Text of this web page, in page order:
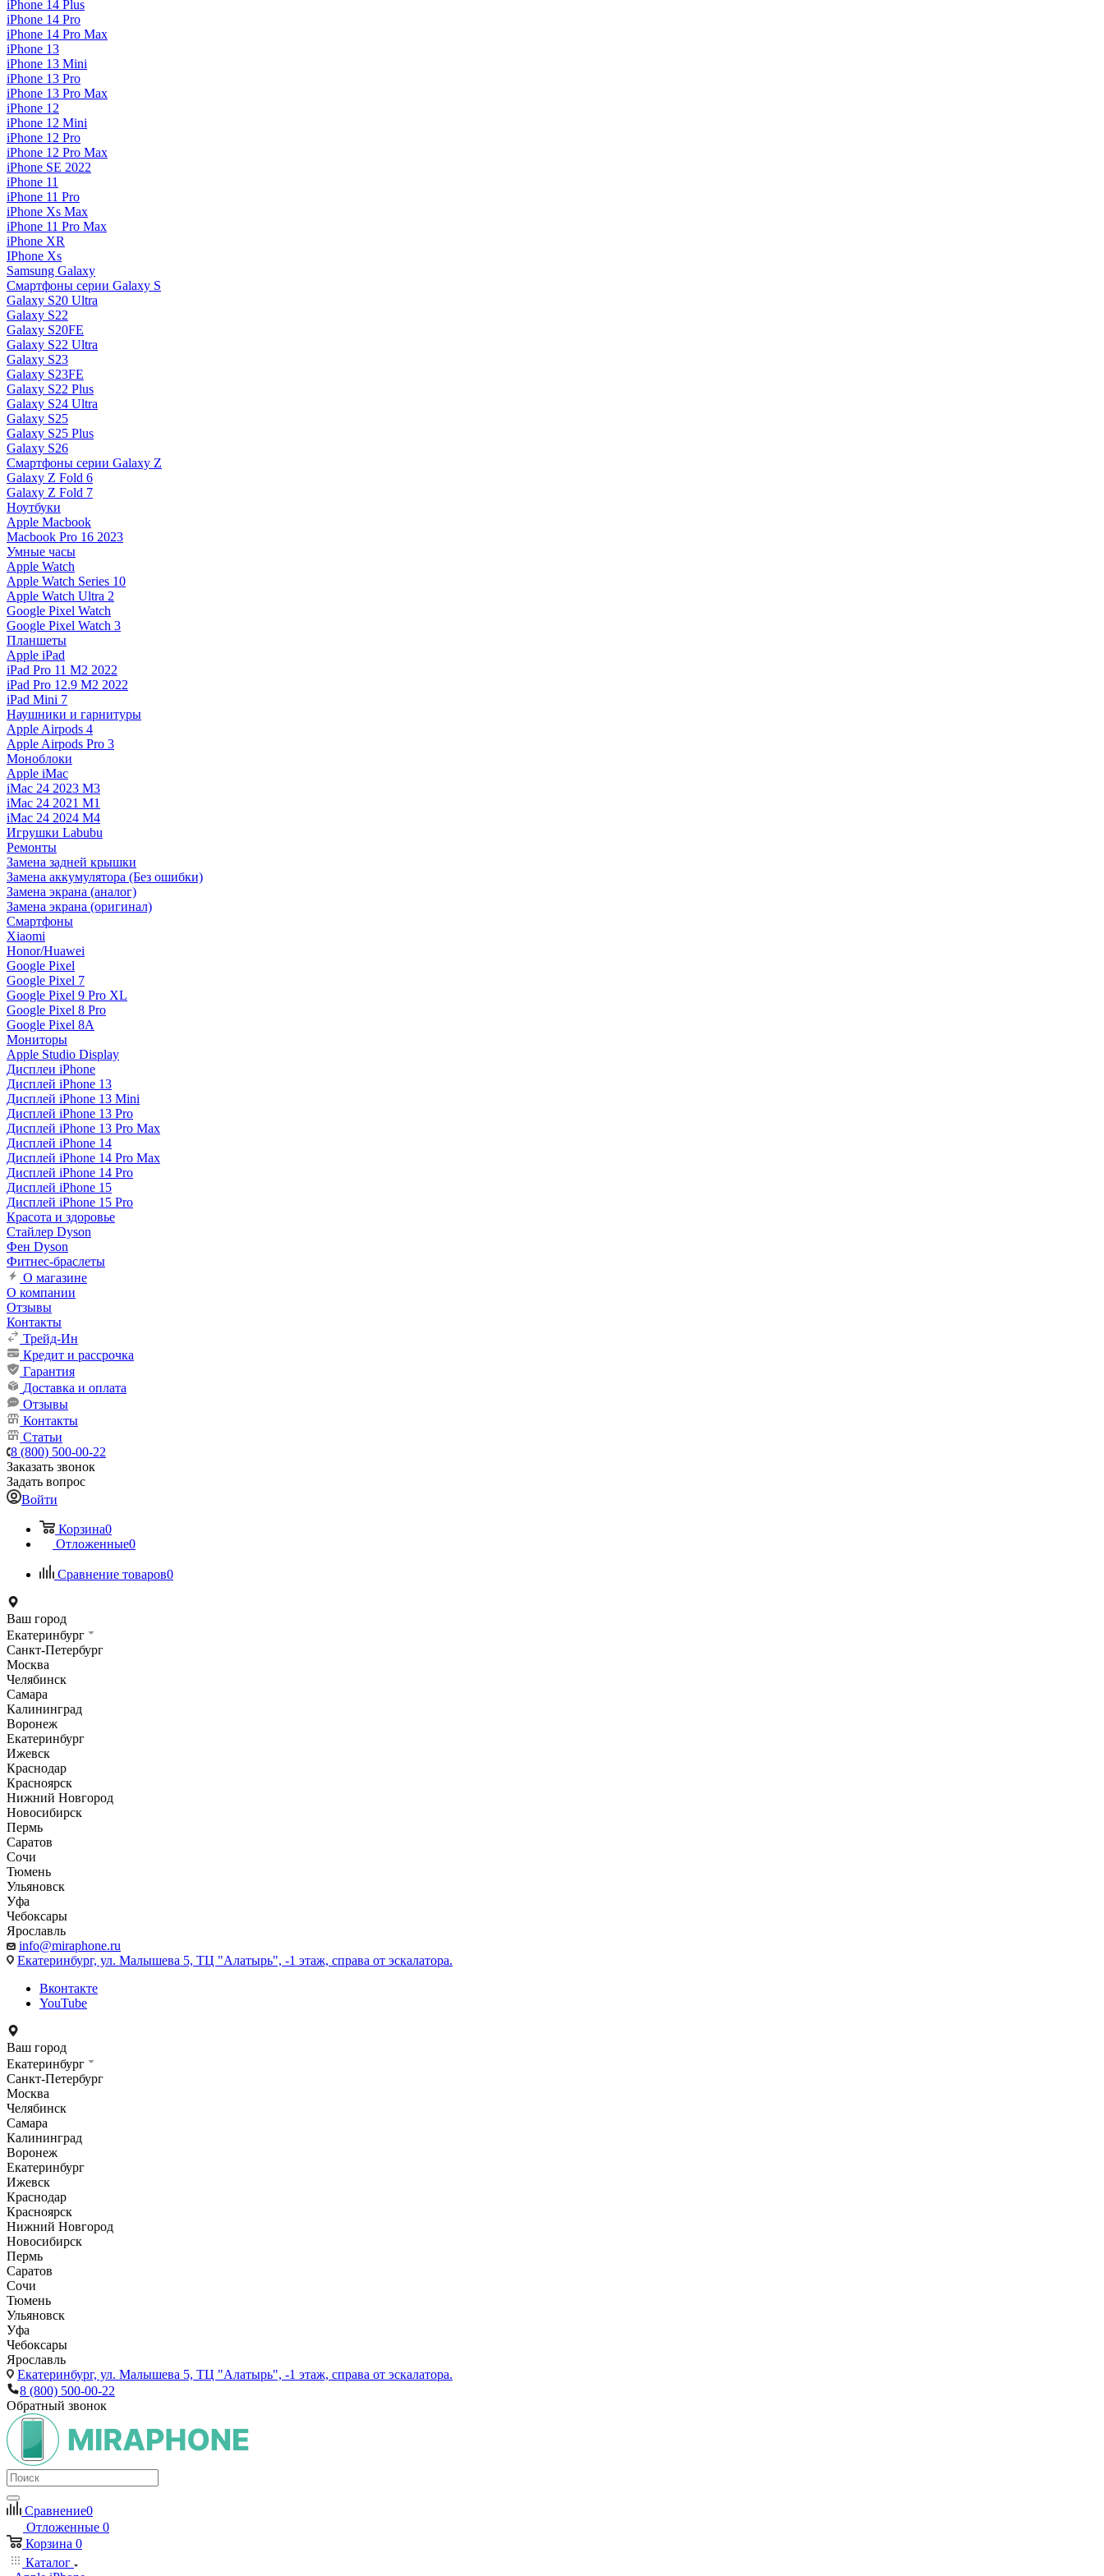
iPhone 14 Plus
iPhone 14 Pro
iPhone 14 Pro Max
iPhone 13
iPhone 13 Mini
iPhone 13 Pro
iPhone 13 Pro Max
iPhone 12
iPhone 12 Mini
iPhone 12 Pro
iPhone 12 Pro Max
iPhone SE 2022
iPhone 11
iPhone 11 Pro
iPhone Xs Max
iPhone 11 Pro Max
iPhone XR
IPhone Xs
Samsung Galaxy
Смартфоны серии Galaxy S
Galaxy S20 Ultra
Galaxy S22
Galaxy S20FE
Galaxy S22 Ultra
Galaxy S23
Galaxy S23FE
Galaxy S22 Plus
Galaxy S24 Ultra
Galaxy S25
Galaxy S25 Plus
Galaxy S26
Смартфоны серии Galaxy Z
Galaxy Z Fold 6
Galaxy Z Fold 7
Ноутбуки
Apple Macbook
Macbook Pro 16 2023
Умные часы
Apple Watch
Apple Watch Series 10
Apple Watch Ultra 2
Google Pixel Watch
Google Pixel Watch 3
Планшеты
Apple iPad
iPad Pro 11 M2 2022
iPad Pro 12.9 M2 2022
iPad Mini 7
Наушники и гарнитуры
Apple Airpods 4
Apple Airpods Pro 3
Моноблоки
Apple iMac
iMac 24 2023 M3
iMac 24 2021 M1
iMac 24 2024 M4
Игрушки Labubu
Ремонты
Замена задней крышки
Замена аккумулятора (Без ошибки)
Замена экрана (аналог)
Замена экрана (оригинал)
Смартфоны
Xiaomi
Honor/Huawei
Google Pixel
Google Pixel 7
Google Pixel 9 Pro XL
Google Pixel 8 Pro
Google Pixel 8A
Мониторы
Apple Studio Display
Дисплеи iPhone
Дисплей iPhone 13
Дисплей iPhone 13 Mini
Дисплей iPhone 13 Pro
Дисплей iPhone 13 Pro Max
Дисплей iPhone 14
Дисплей iPhone 14 Pro Max
Дисплей iPhone 14 Pro
Дисплей iPhone 15
Дисплей iPhone 15 Pro
Красота и здоровье
Стайлер Dyson
Фен Dyson
Фитнес-браслеты
О магазине
О компании
Отзывы
Контакты
Трейд-Ин
Кредит и рассрочка
Гарантия
Доставка и оплата
Отзывы
Контакты
Статьи
8 (800) 500-00-22
Заказать звонок
Задать вопрос
Войти
Корзина0
Отложенные0
Сравнение товаров0
Ваш город
Екатеринбург
Санкт-Петербург
Москва
Челябинск
Самара
Калининград
Воронеж
Екатеринбург
Ижевск
Краснодар
Красноярск
Нижний Новгород
Новосибирск
Пермь
Саратов
Сочи
Тюмень
Ульяновск
Уфа
Чебоксары
Ярославль
info@miraphone.ru
Екатеринбург, ул. Малышева 5, ТЦ "Алатырь", -1 этаж, справа от эскалатора.
Вконтакте
YouTube
Ваш город
Екатеринбург
Санкт-Петербург
Москва
Челябинск
Самара
Калининград
Воронеж
Екатеринбург
Ижевск
Краснодар
Красноярск
Нижний Новгород
Новосибирск
Пермь
Саратов
Сочи
Тюмень
Ульяновск
Уфа
Чебоксары
Ярославль
Екатеринбург, ул. Малышева 5, ТЦ "Алатырь", -1 этаж, справа от эскалатора.
8 (800) 500-00-22
Обратный звонок
Сравнение0
Отложенные 0
Корзина 0
Каталог